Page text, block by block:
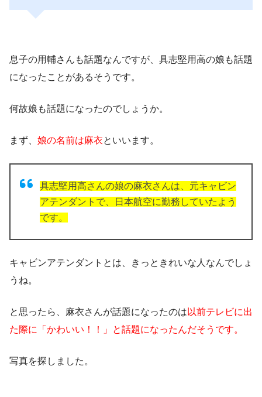
息子の用輔さんも話題なんですが、 具志堅用高の娘も話題
になったことがあるそうです。
何故娘も話題になったのでしょうか。
まず、 娘の名前は麻衣といいます。
具志堅用高さんの娘の麻衣さんは、元キャビン
アテンダントで、日本航空に勤務していたよう
です。
キャビンアテンダントとは、きっときれいな人なんでしょ
うね。
と思ったら、麻衣さんが話題になったのは 以前テレビに出
た際に「かわいい！！」と話題になったんだそうです。
写真を探しました。